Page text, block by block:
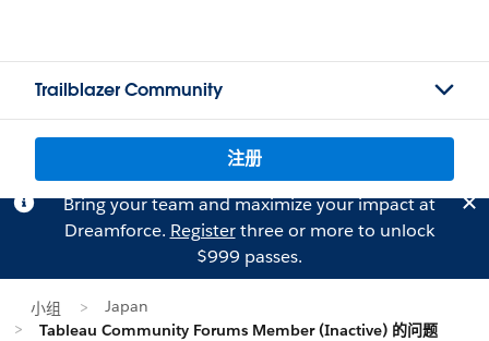
Trailblazer Community
注册
Bring your team and maximize your impact at
Dreamforce. Registerthree or more to unlock
$999 passes.
小组
Japan
Tableau Community Forums Member (Inactive) 的问题